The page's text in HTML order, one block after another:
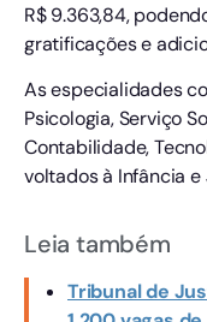
R$ 9.363,84,
gratificações e
As especialidades
Psicologia, Serviço
Contabilidade,
voltados à Infância e
Leia também
Tribunal de